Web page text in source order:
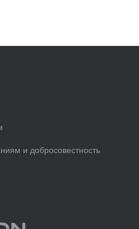
и добросовестность